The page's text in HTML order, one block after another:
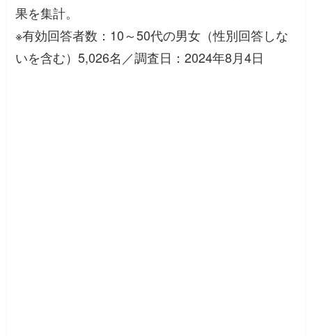
果を集計。
※有効回答者数：10～50代の男女（性別回答しな
いを含む）5,026名／調査日：2024年8月4日